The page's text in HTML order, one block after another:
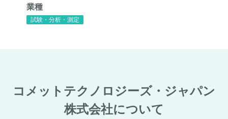
業種
試験・分析・測定
コメットテクノロジーズ・ジャパン
株式会社について